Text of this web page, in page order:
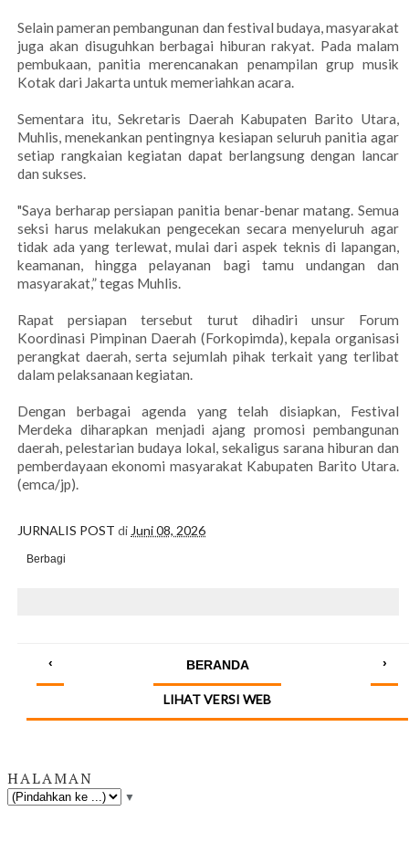
Selain pameran pembangunan dan festival budaya, masyarakat
juga akan disuguhkan berbagai hiburan rakyat. Pada malam
pembukaan, panitia merencanakan penampilan grup musik
Kotak dari Jakarta untuk memeriahkan acara.
Sementara itu, Sekretaris Daerah Kabupaten Barito Utara,
Muhlis, menekankan pentingnya kesiapan seluruh panitia agar
setiap rangkaian kegiatan dapat berlangsung dengan lancar
dan sukses.
"Saya berharap persiapan panitia benar-benar matang. Semua
seksi harus melakukan pengecekan secara menyeluruh agar
tidak ada yang terlewat, mulai dari aspek teknis di lapangan,
keamanan, hingga pelayanan bagi tamu undangan dan
masyarakat,” tegas Muhlis.
Rapat persiapan tersebut turut dihadiri unsur Forum
Koordinasi Pimpinan Daerah (Forkopimda), kepala organisasi
perangkat daerah, serta sejumlah pihak terkait yang terlibat
dalam pelaksanaan kegiatan.
Dengan berbagai agenda yang telah disiapkan, Festival
Merdeka diharapkan menjadi ajang promosi pembangunan
daerah, pelestarian budaya lokal, sekaligus sarana hiburan dan
pemberdayaan ekonomi masyarakat Kabupaten Barito Utara.
(emca/jp).
JURNALIS POST di Juni 08, 2026
Berbagi
‹ ›
BERANDA
LIHAT VERSI WEB
HALAMAN
▼